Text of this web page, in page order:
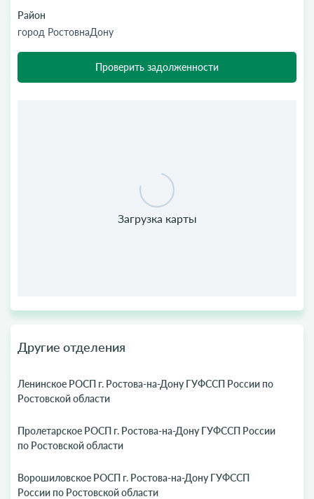
Район
город РостовнаДону
Проверить задолженности
Другие отделения
Ленинское РОСП г. Ростова-на-Дону ГУФССП России по
Ростовской области
Пролетарское РОСП г. Ростова-на-Дону ГУФССП России
по Ростовской области
Ворошиловское РОСП г. Ростова-на-Дону ГУФССП
России по Ростовской области